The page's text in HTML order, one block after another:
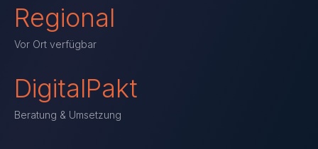
Regional
Vor Ort verfügbar
DigitalPakt
Beratung & Umsetzung